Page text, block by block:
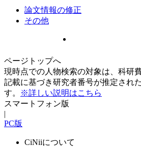
論文情報の修正
その他
ページトップへ
現時点での人物検索の対象は、科研
記載に基づき研究者番号が推定され
す。
※詳しい説明はこちら
スマートフォン版
|
PC版
CiNiiについて